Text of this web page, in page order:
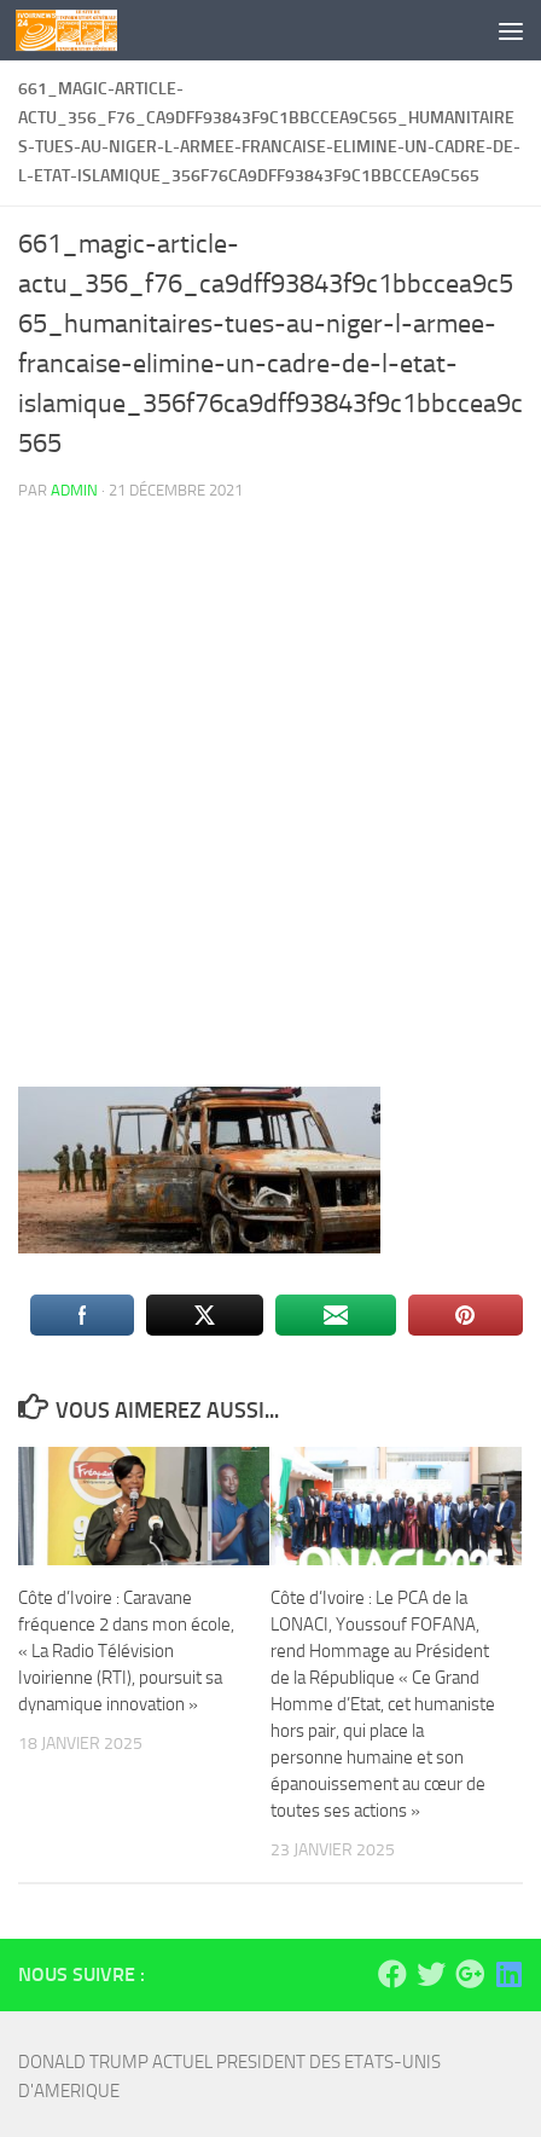
Skip to content
661_MAGIC-ARTICLE-
ACTU_356_F76_CA9DFF93843F9C1BBCCEA9C565_HUMANITAIRE
S-TUES-AU-NIGER-L-ARMEE-FRANCAISE-ELIMINE-UN-CADRE-DE-
L-ETAT-ISLAMIQUE_356F76CA9DFF93843F9C1BBCCEA9C565
661_magic-article-
actu_356_f76_ca9dff93843f9c1bbccea9c5
65_humanitaires-tues-au-niger-l-armee-
francaise-elimine-un-cadre-de-l-etat-
islamique_356f76ca9dff93843f9c1bbccea9c
565
PAR ADMIN · 21 DÉCEMBRE 2021
VOUS AIMEREZ AUSSI...
Côte d’Ivoire : Caravane
fréquence 2 dans mon école,
« La Radio Télévision
Ivoirienne (RTI), poursuit sa
dynamique innovation »
18 JANVIER 2025
Côte d’Ivoire : Le PCA de la
LONACI, Youssouf FOFANA,
rend Hommage au Président
de la République « Ce Grand
Homme d’Etat, cet humaniste
hors pair, qui place la
personne humaine et son
épanouissement au cœur de
toutes ses actions »
23 JANVIER 2025
NOUS SUIVRE :
DONALD TRUMP ACTUEL PRESIDENT DES ETATS-UNIS
D'AMERIQUE